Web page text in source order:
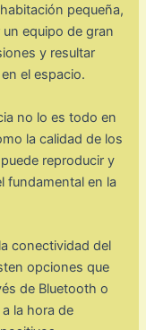
pequeña,
equipo de gran
y resultar
el espacio.
no lo es todo en
la calidad de los
reproducir y
fundamental en la
conectividad del
opciones que
de Bluetooth o
la hora de